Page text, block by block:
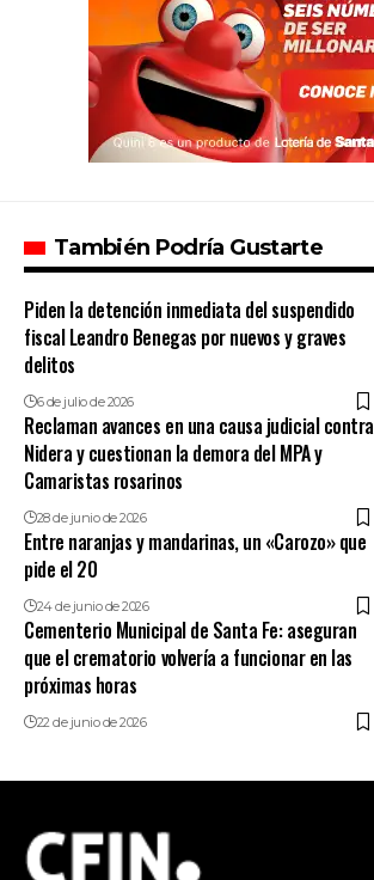
También Podría Gustarte
Piden la detención inmediata del suspendido
fiscal Leandro Benegas por nuevos y graves
delitos
6 de julio de 2026
Reclaman avances en una causa judicial contra
Nidera y cuestionan la demora del MPA y
Camaristas rosarinos
28 de junio de 2026
Entre naranjas y mandarinas, un «Carozo» que
pide el 20
24 de junio de 2026
Cementerio Municipal de Santa Fe: aseguran
que el crematorio volvería a funcionar en las
próximas horas
22 de junio de 2026